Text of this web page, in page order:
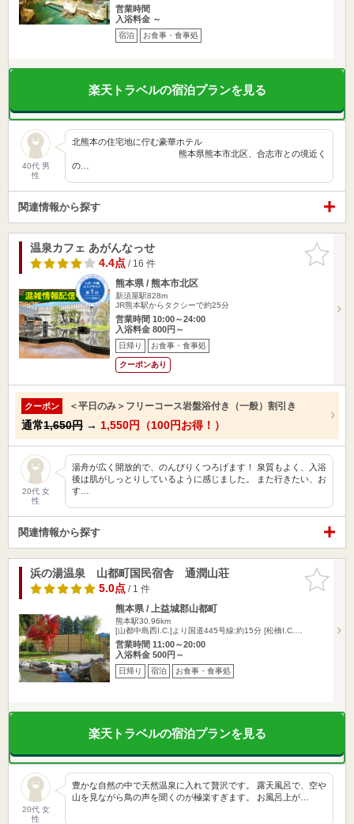
営業時間
入浴料金 ～
宿泊 お食事・食事処
楽天トラベルの宿泊プランを見る
40代 男
性
北熊本の住宅地に佇む豪華ホテル
熊本県熊本市北区、合志市との境近く
の…
関連情報から探す
お気に入
りに追加
温泉カフェ あがんなっせ
4.4点/ 16 件
熊本県 / 熊本市北区
新須屋駅828m
JR熊本駅からタクシーで約25分
営業時間 10:00～24:00
入浴料金 800円～
日帰り お食事・食事処
クーポンあり
クーポン ＜平日のみ＞フリーコース岩盤浴付き（一般）割引き
通常1,650円 → 1,550円（100円お得！）
20代 女
性
湯舟が広く開放的で、のんびりくつろげます！ 泉質もよく、入浴
後は肌がしっとりしているように感じました。 また行きたい、お
す…
関連情報から探す
お気に入
りに追加
浜の湯温泉 山都町国民宿舎 通潤山荘
5.0点/ 1 件
熊本県 / 上益城郡山都町
熊本駅30.96km
[山都中島西I.C.]より国道445号線:約15分 [松橋I.C.…
営業時間 11:00～20:00
入浴料金 500円～
日帰り 宿泊 お食事・食事処
楽天トラベルの宿泊プランを見る
20代 女
性
豊かな自然の中で天然温泉に入れて贅沢です。 露天風呂で、空や
山を見ながら鳥の声を聞くのが極楽すぎます。 お風呂上が…